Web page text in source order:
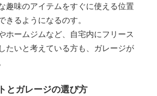
趣味のアイテムをすぐに使える位置
きるようになるのす。
ホームジムなど、自宅内にフリース
たいと考えている方も、ガレージが
とガレージの選び方